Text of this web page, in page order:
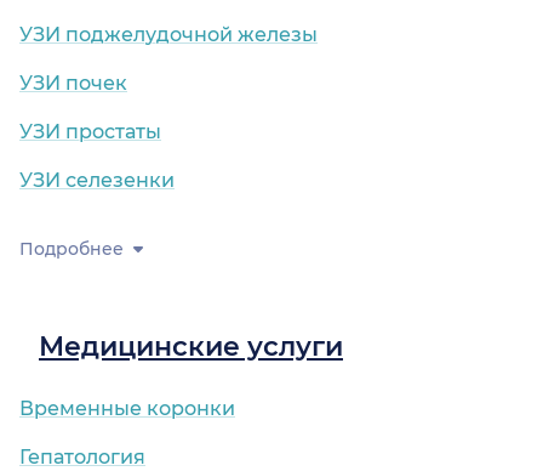
УЗИ поджелудочной железы
УЗИ почек
УЗИ простаты
УЗИ селезенки
Подробнее
Медицинские услуги
Временные коронки
Гепатология